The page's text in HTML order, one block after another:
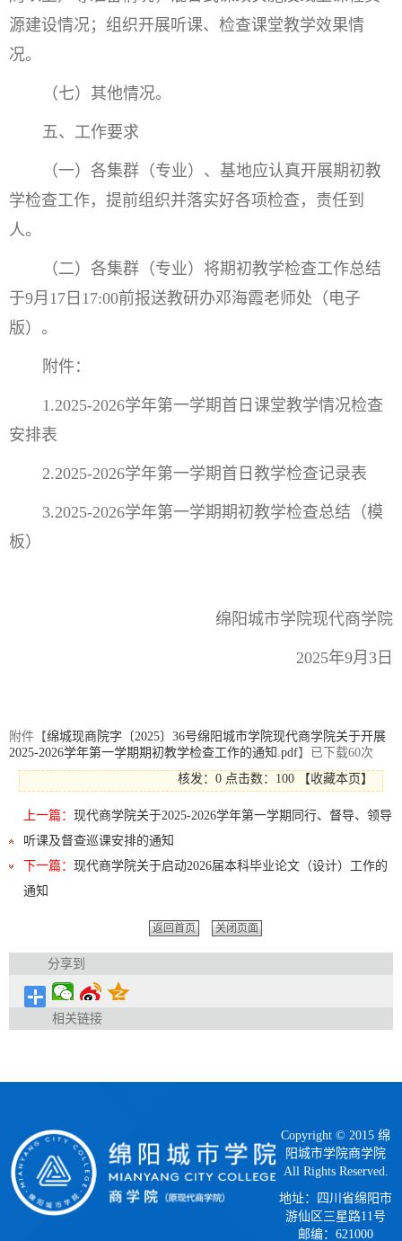
源建设情况；组织开展听课、检查课堂教学效果情
况。
（七）其他情况。
五、工作要求
（一）各集群（专业）、基地应认真开展期初教
学检查工作，提前组织并落实好各项检查，责任到
人。
（二）各集群（专业）将期初教学检查工作总结
于9月17日17:00前报送教研办邓海霞老师处（电子
版）。
附件：
1.2025-2026学年第一学期首日课堂教学情况检查
安排表
2.2025-2026学年第一学期首日教学检查记录表
3.2025-2026学年第一学期期初教学检查总结（模
板）
绵阳城市学院现代商学院
2025年9月3日
附件【绵城现商院字〔2025〕36号绵阳城市学院现代商学院关于开展
2025-2026学年第一学期期初教学检查工作的通知.pdf】已下载60次
核发：0 点击数： 100 【收藏本页 】
上一篇： 现代商学院关于2025-2026学年第一学期同行、督导、领导
听课及督查巡课安排的通知
下一篇： 现代商学院关于启动2026届本科毕业论文（设计）工作的
通知
返回首页 关闭页面
分享到
相关链接
Copyright © 2015 绵
阳城市学院商学院
All Rights Reserved.
地址：四川省绵阳市
游仙区三星路11号
邮编：621000